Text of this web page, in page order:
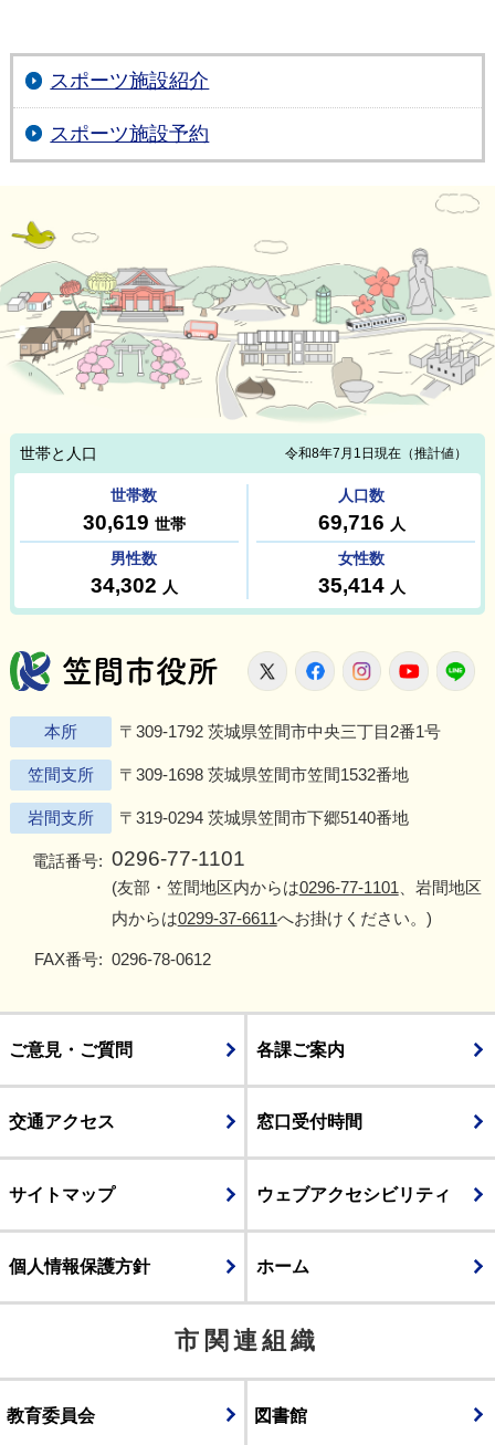
スポーツ施設紹介
スポーツ施設予約
笠間市役所
X FacebookInstagram
本所 〒309-1792 茨城県笠間市中央三丁目2番1号
笠間支所 〒309-1698 茨城県笠間市笠間1532番地
岩間支所 〒319-0294 茨城県笠間市下郷5140番地
電話番号: 0296-77-1101
(友部・笠間地区内からは0296-77-1101 、岩間地区
内からは0299-37-6611へお掛けください。)
FAX番号: 0296-78-0612
ご意見・ご質問 各課ご案内
交通アクセス 窓口受付時間
サイトマップ ウェブアクセシビリティ
個人情報保護方針 ホーム
市関連組織
教育委員会 図書館